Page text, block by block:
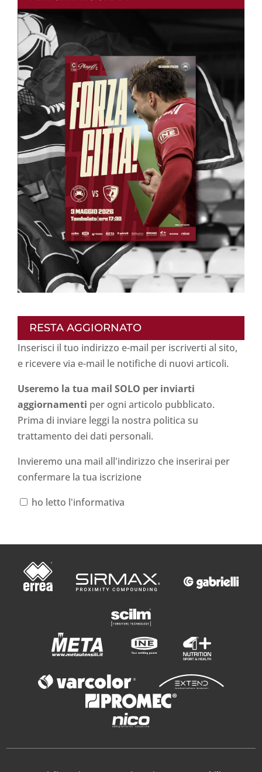
RESTA AGGIORNATO
Inserisci il tuo indirizzo e-mail per iscriverti al sito,
e ricevere via e-mail le notifiche di nuovi articoli.
Useremo la tua mail SOLO per inviarti
aggiornamenti per ogni articolo pubblicato.
Prima di inviare leggi la nostra politica su
trattamento dei dati personali.
Invieremo una mail all'indirizzo che inserirai per
confermare la tua iscrizione
ho letto l'informativa